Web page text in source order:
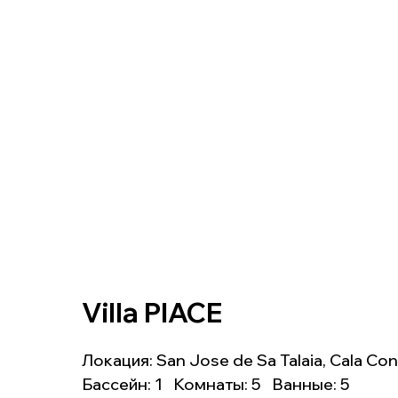
Villa PIACE
Локация: San Jose de Sa Talaia, Cala
Бассейн: 1 Комнаты: 5 Ванные: 5